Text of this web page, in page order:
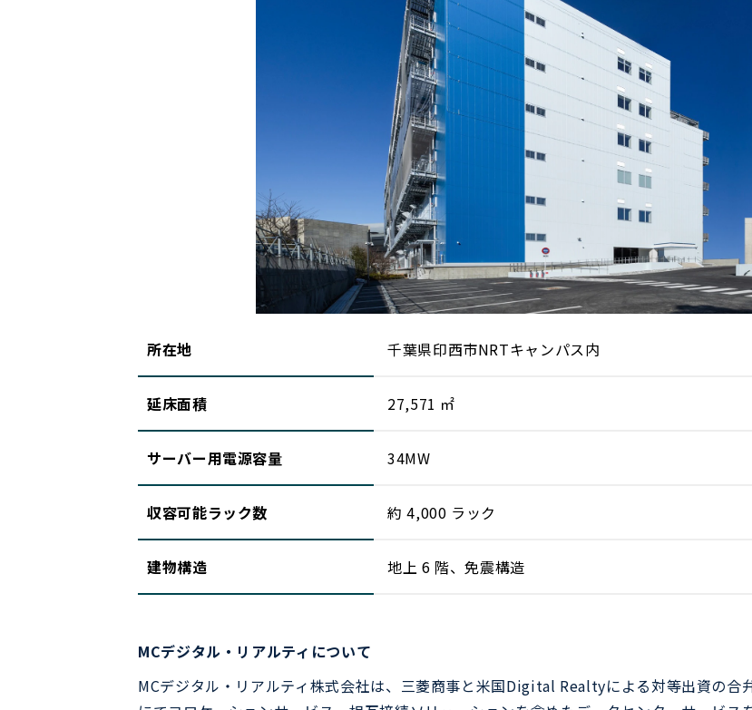
所在地 千葉県印西市NRTキャンパス内
延床面積 27,571 ㎡
サーバー用電源容量 34MW
収容可能ラック数 約 4,000 ラック
建物構造 地上 6 階、免震構造
MCデジタル・リアルティについて
MCデジタル・リアルティ株式会社は、三菱商事と米国Digital Realtyによる対等出資の合